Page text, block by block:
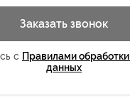
Заказать звонок
с Правилами
данных